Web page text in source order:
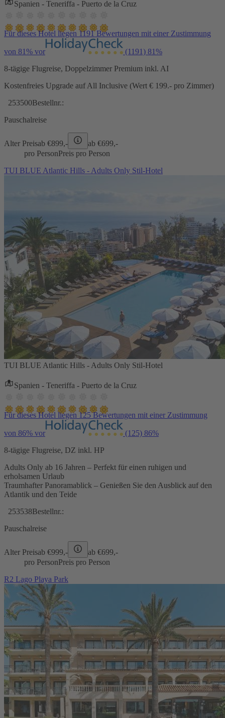
Spanien - Teneriffa - Puerto de la Cruz
Für dieses Hotel liegen 1191 Bewertungen mit einer Zustimmung
von 81% vor (1191) 81%
8-tägige Flugreise, Doppelzimmer Premium inkl. AI
Kostenfreies Upgrade auf All Inclusive (Wert € 199.- pro Zimmer)
253500Bestellnr.:
Pauschalreise
Alter Preisab €899,- ab €699,-
pro PersonPreis pro Person
TUI BLUE Atlantic Hills - Adults Only Stil-Hotel
TUI BLUE Atlantic Hills - Adults Only Stil-Hotel
Spanien - Teneriffa - Puerto de la Cruz
Für dieses Hotel liegen 125 Bewertungen mit einer Zustimmung
von 86% vor (125) 86%
8-tägige Flugreise, DZ inkl. HP
Adults Only ab 16 Jahren – Perfekt für einen ruhigen und
erholsamen Urlaub
Traumhafter Panoramablick – Genießen Sie den Ausblick auf den
Atlantik und den Teide
253538Bestellnr.:
Pauschalreise
Alter Preisab €999,- ab €699,-
pro PersonPreis pro Person
R2 Lago Playa Park